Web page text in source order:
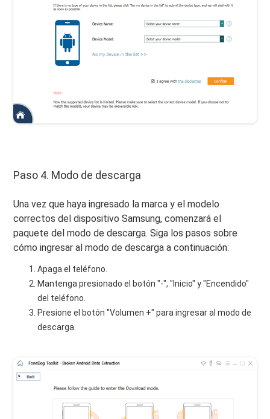
Paso 4. Modo de descarga
Una vez que haya ingresado la marca y el modelo
correctos del dispositivo Samsung, comenzará el
paquete del modo de descarga. Siga los pasos sobre
cómo ingresar al modo de descarga a continuación:
Apaga el teléfono.
Mantenga presionado el botón "-", "Inicio" y "Encendido"
del teléfono.
Presione el botón "Volumen +" para ingresar al modo de
descarga.